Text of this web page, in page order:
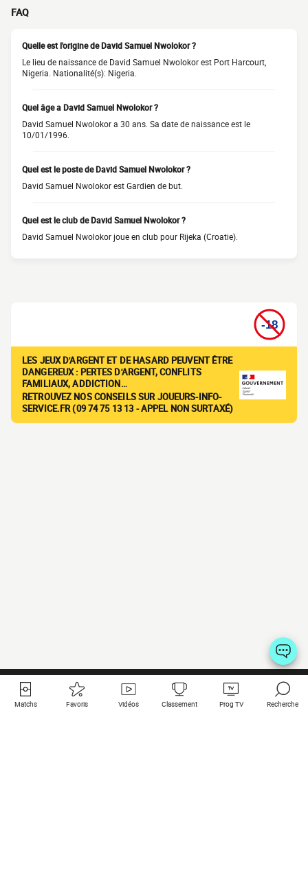
FAQ
Quelle est l'origine de David Samuel Nwolokor ?
Le lieu de naissance de David Samuel Nwolokor est Port Harcourt,
Nigeria. Nationalité(s): Nigeria.
Quel âge a David Samuel Nwolokor ?
David Samuel Nwolokor a 30 ans. Sa date de naissance est le
10/01/1996.
Quel est le poste de David Samuel Nwolokor ?
David Samuel Nwolokor est Gardien de but.
Quel est le club de David Samuel Nwolokor ?
David Samuel Nwolokor joue en club pour Rijeka (Croatie).
LES JEUX D'ARGENT ET DE HASARD PEUVENT ÊTRE
DANGEREUX : PERTES D'ARGENT, CONFLITS
FAMILIAUX, ADDICTION…
RETROUVEZ NOS CONSEILS SUR JOUEURS-INFO-
SERVICE.FR (09 74 75 13 13 - APPEL NON SURTAXÉ)
Matchs Favoris Vidéos Classement Prog TV Recherche